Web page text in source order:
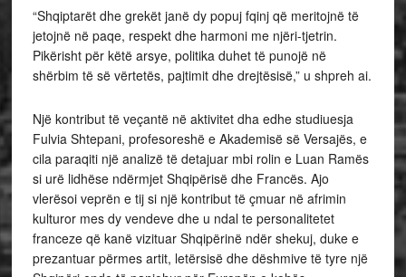
“Shqiptarët dhe grekët janë dy popuj fqinj që meritojnë të
jetojnë në paqe, respekt dhe harmoni me njëri-tjetrin.
Pikërisht për këtë arsye, politika duhet të punojë në
shërbim të së vërtetës, pajtimit dhe drejtësisë,” u shpreh ai.
Një kontribut të veçantë në aktivitet dha edhe studiuesja
Fulvia Shtepani, profesoreshë e Akademisë së Versajës, e
cila paraqiti një analizë të detajuar mbi rolin e Luan Ramës
si urë lidhëse ndërmjet Shqipërisë dhe Francës. Ajo
vlerësoi veprën e tij si një kontribut të çmuar në afrimin
kulturor mes dy vendeve dhe u ndal te personalitetet
franceze që kanë vizituar Shqipërinë ndër shekuj, duke e
prezantuar përmes artit, letërsisë dhe dëshmive të tyre një